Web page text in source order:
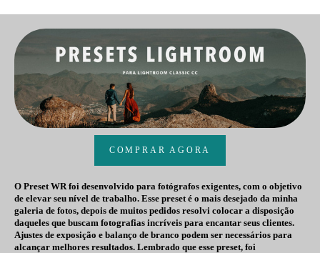
COMPRAR AGORA
O Preset WR foi desenvolvido para fotógrafos exigentes, com o objetivo
de elevar seu nível de trabalho. Esse preset é o mais desejado da minha
galeria de fotos, depois de muitos pedidos resolvi colocar a disposição
daqueles que buscam fotografias incríveis para encantar seus clientes.
Ajustes de exposição e balanço de branco podem ser necessários para
alcançar melhores resultados. Lembrado que esse preset, foi